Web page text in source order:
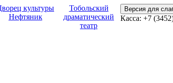
культуры
Нефтяник
Тобольский
драматический
театр
Версия для
Касса: +7